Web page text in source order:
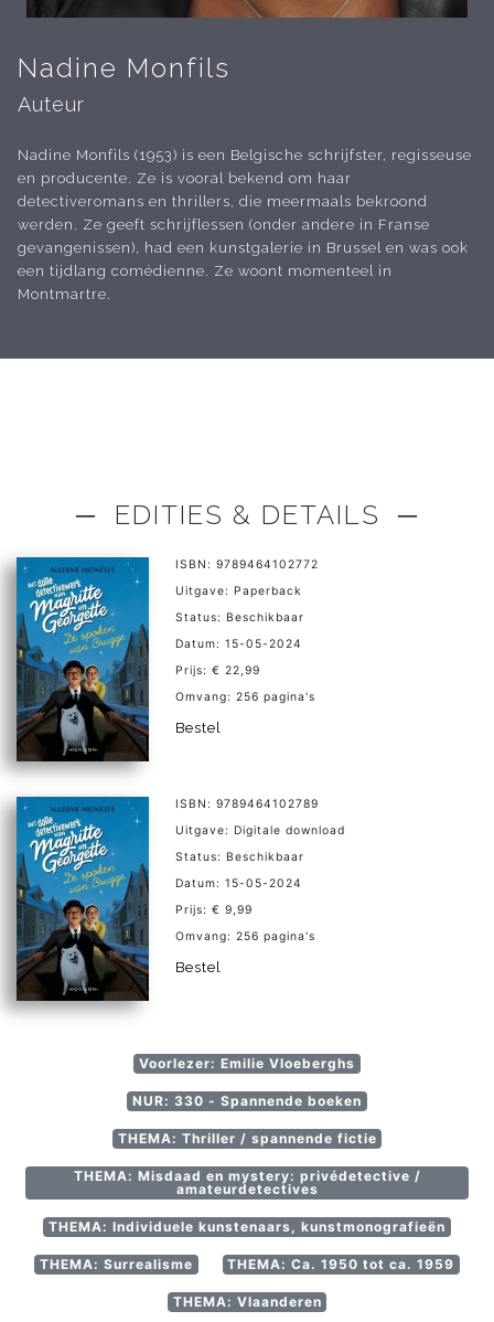
Nadine Monfils
Auteur
Nadine Monfils (1953) is een Belgische schrijfster, regisseuse
en producente. Ze is vooral bekend om haar
detectiveromans en thrillers, die meermaals bekroond
werden. Ze geeft schrijflessen (onder andere in Franse
gevangenissen), had een kunstgalerie in Brussel en was ook
een tijdlang comédienne. Ze woont momenteel in
Montmartre.
─ EDITIES & DETAILS ─
ISBN: 9789464102772
Uitgave: Paperback
Status: Beschikbaar
Datum: 15-05-2024
Prijs: € 22,99
Omvang: 256 pagina's
Bestel
ISBN: 9789464102789
Uitgave: Digitale download
Status: Beschikbaar
Datum: 15-05-2024
Prijs: € 9,99
Omvang: 256 pagina's
Bestel
Voorlezer: Emilie Vloeberghs
NUR: 330 - Spannende boeken
THEMA: Thriller / spannende fictie
THEMA: Misdaad en mystery: privédetective /
amateurdetectives
THEMA: Individuele kunstenaars, kunstmonografieën
THEMA: Surrealisme THEMA: Ca. 1950 tot ca. 1959
THEMA: Vlaanderen